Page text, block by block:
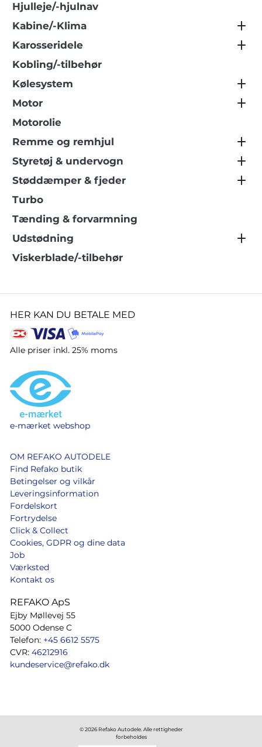
Hjulleje/-hjulnav
Kabine/-Klima
Karosseridele
Kobling/-tilbehør
Kølesystem
Motor
Motorolie
Remme og remhjul
Styretøj & undervogn
Støddæmper & fjeder
Turbo
Tænding & forvarmning
Udstødning
Viskerblade/-tilbehør
HER KAN DU BETALE MED
Alle priser inkl. 25% moms
e-mærket webshop
OM REFAKO AUTODELE
Find Refako butik
Betingelser og vilkår
Leveringsinformation
Fordelskort
Fortrydelse
Click & Collect
Cookies, GDPR og dine data
Job
Værksted
Kontakt os
REFAKO ApS
Ejby Møllevej 55
5000 Odense C
Telefon: +45 6612 5575
CVR: 46212916
kundeservice@refako.dk
© 2026 Refako Autodele. Alle rettigheder
forbeholdes